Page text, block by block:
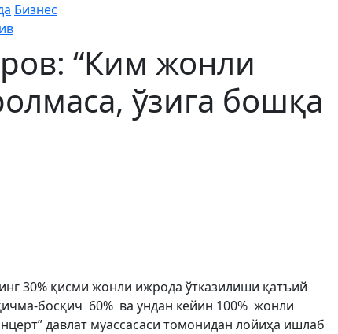
Бизнес
“Ким жонли
ўзига бошқа
30% қисми жонли ижрода ўтказилиши қатъий
босқич 60% ва ундан кейин 100% жонли
давлат муассасаси томонидан лойиҳа ишлаб